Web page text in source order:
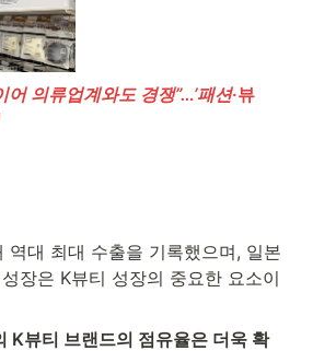
어 의류업계와도 경쟁”…’패션·뷰
역대 최대 수출을 기록했으며, 일본
장은 K뷰티 성장의 중요한 요소이
K뷰티 브랜드의 점유율은 더욱 확